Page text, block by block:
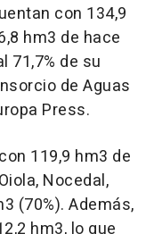
con 134,9
hm3 de hace
71,7% de su
de Aguas
Press.
119,9 hm3 de
Nocedal,
(70%). Además,
hm3, lo que